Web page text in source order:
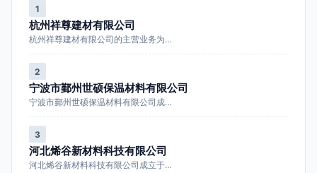
1
杭州祥尊建材有限公司
杭州祥尊建材有限公司的主营业务为…
2
宁波市鄞州世硕保温材料有限公司
宁波市鄞州世硕保温材料有限公司成…
3
河北烯谷新材料科技有限公司
河北烯谷新材料科技有限公司成立于…